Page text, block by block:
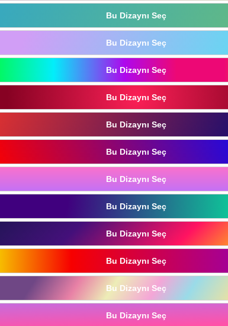
Bu Dizaynı Seç
Bu Dizaynı Seç
Bu Dizaynı Seç
Bu Dizaynı Seç
Bu Dizaynı Seç
Bu Dizaynı Seç
Bu Dizaynı Seç
Bu Dizaynı Seç
Bu Dizaynı Seç
Bu Dizaynı Seç
Bu Dizaynı Seç
Bu Dizaynı Seç